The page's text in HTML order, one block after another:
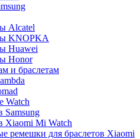
Alcatel
KNOPKA
Huawei
Honor
и браслетам
Watch
Samsung
Xiaomi Mi Watch
ремешки для браслетов Xiaomi